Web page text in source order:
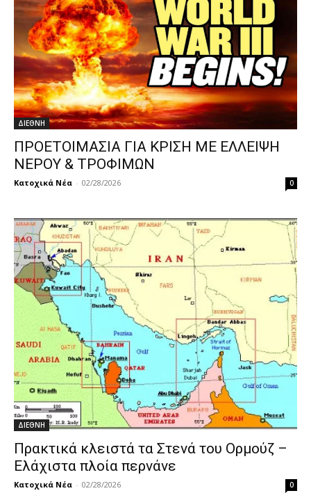
ΔΙΕΘΝΗ
ΠΡΟΕΤΟΙΜΑΣΙΑ ΓΙΑ ΚΡΙΣΗ ΜΕ ΕΛΛΕΙΨΗ
ΝΕΡΟΥ & ΤΡΟΦΙΜΩΝ
Κατοχικά Νέα - 02/28/2026 0
ΔΙΕΘΝΗ
Πρακτικά κλειστά τα Στενά του Ορμούζ –
Ελάχιστα πλοία περνάνε
Κατοχικά Νέα - 02/28/2026 0